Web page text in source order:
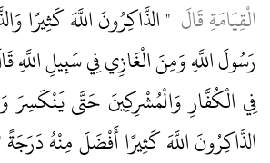
الْقِيَامَةِ قَالَ ‏ "‏ الذَّاكِرُونَ اللَّهَ كَثِيرًا
رَسُولَ اللَّهِ وَمِنَ الْغَازِي فِي سَبِيلِ
فِي الْكُفَّارِ وَالْمُشْرِكِينَ حَتَّى
الذَّاكِرُونَ اللَّهَ كَثِيرًا أَفْضَلَ مِنْهُ